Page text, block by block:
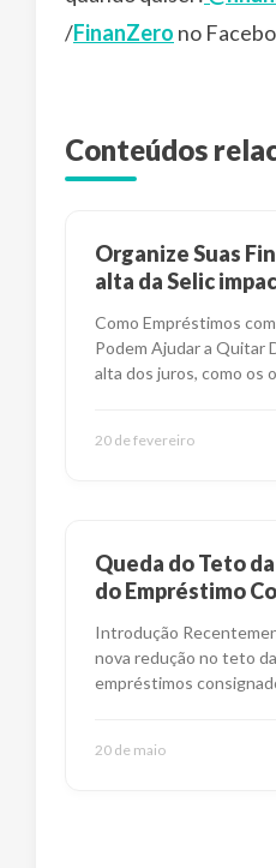
/FinanZero no
Conteúdos
Organize Suas
alta da Selic
Como Empréstimos
Podem Ajudar a Quitar
alta dos juros, como os
20 de fevereiro
Queda do Teto
do Empréstimo
Introdução
nova redução no teto
empréstimos
20 de maio